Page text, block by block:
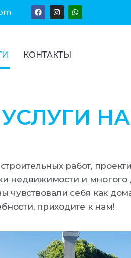
КОНТАКТЫ
УСЛУГИ
работ,
недвижимости и
чувствовали себя как
приходите к нам!